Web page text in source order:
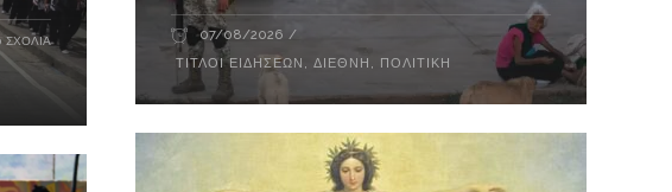
ΣΧΌΛΙΑ
07/08/2026
ΤΊΤΛΟΙ ΕΙΔΉΣΕΩΝ ,ΔΙΕΘΝΉ , ΠΟΛΙΤΙΚΉ